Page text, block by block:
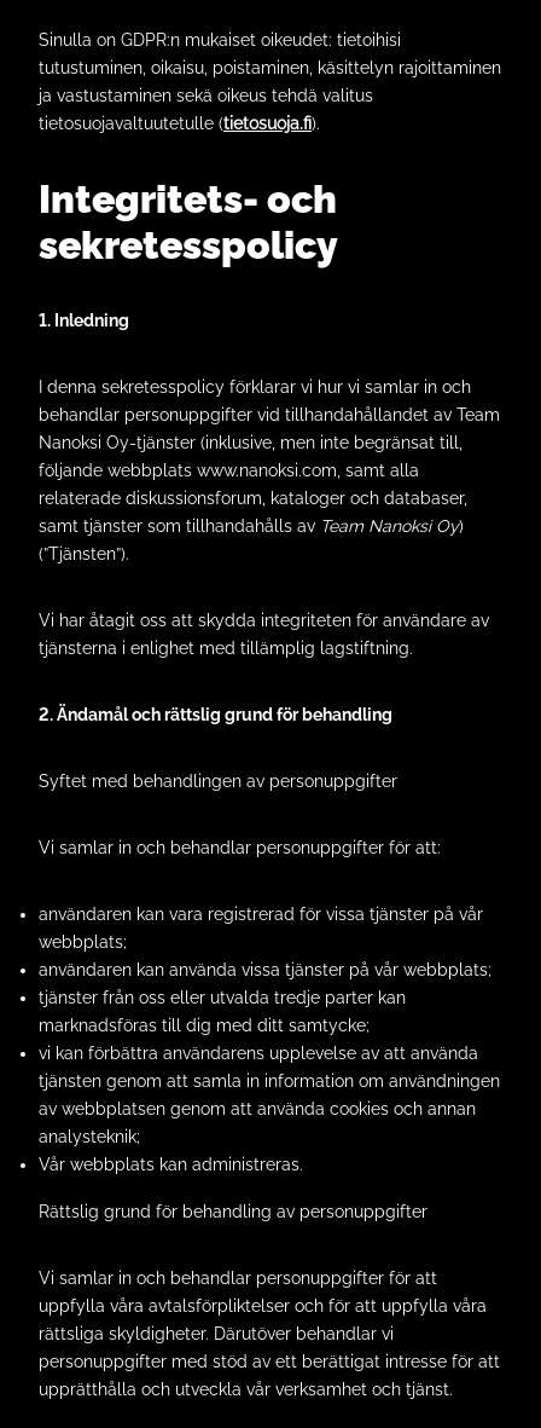
Sinulla on GDPR:n mukaiset oikeudet: tietoihisi
tutustuminen, oikaisu, poistaminen, käsittelyn rajoittaminen
ja vastustaminen sekä oikeus tehdä valitus
tietosuojavaltuutetulle (tietosuoja.fi).
Integritets- och
sekretesspolicy
1. Inledning
I denna sekretesspolicy förklarar vi hur vi samlar in och
behandlar personuppgifter vid tillhandahållandet av Team
Nanoksi Oy-tjänster (inklusive, men inte begränsat till,
följande webbplats www.nanoksi.com, samt alla
relaterade diskussionsforum, kataloger och databaser,
samt tjänster som tillhandahålls av Team Nanoksi Oy)
(”Tjänsten”).
Vi har åtagit oss att skydda integriteten för användare av
tjänsterna i enlighet med tillämplig lagstiftning.
2. Ändamål och rättslig grund för behandling
Syftet med behandlingen av personuppgifter
Vi samlar in och behandlar personuppgifter för att:
användaren kan vara registrerad för vissa tjänster på vår
webbplats;
användaren kan använda vissa tjänster på vår webbplats;
tjänster från oss eller utvalda tredje parter kan
marknadsföras till dig med ditt samtycke;
vi kan förbättra användarens upplevelse av att använda
tjänsten genom att samla in information om användningen
av webbplatsen genom att använda cookies och annan
analysteknik;
Vår webbplats kan administreras.
Rättslig grund för behandling av personuppgifter
Vi samlar in och behandlar personuppgifter för att
uppfylla våra avtalsförpliktelser och för att uppfylla våra
rättsliga skyldigheter. Därutöver behandlar vi
personuppgifter med stöd av ett berättigat intresse för att
upprätthålla och utveckla vår verksamhet och tjänst.